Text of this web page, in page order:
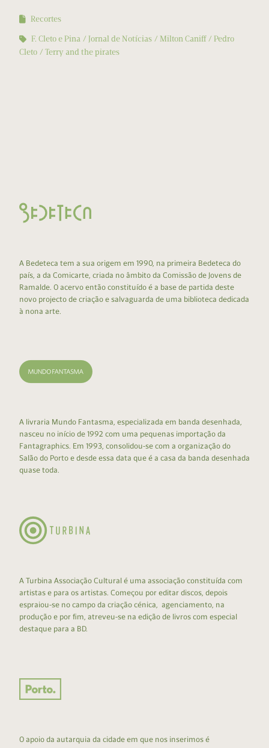
Recortes
F. Cleto e Pina
Jornal de Notícias Milton Caniff
Pedro
Cleto
Terry and the pirates
A Bedeteca tem a sua origem em 1990, na primeira Bedeteca do
país, a da Comicarte, criada no âmbito da Comissão de Jovens de
Ramalde. O acervo então constituído é a base de partida deste
novo projecto de criação e salvaguarda de uma biblioteca dedicada
à nona arte.
A livraria Mundo Fantasma, especializada em banda desenhada,
nasceu no início de 1992 com uma pequenas importação da
Fantagraphics. Em 1993, consolidou-se com a organização do
Salão do Porto e desde essa data que é a casa da banda desenhada
quase toda.
A Turbina Associação Cultural é uma associação constituída com
artistas e para os artistas. Começou por editar discos, depois
espraiou-se no campo da criação cénica, agenciamento, na
produção e por fim, atreveu-se na edição de livros com especial
destaque para a BD.
O apoio da autarquia da cidade em que nos inserimos é